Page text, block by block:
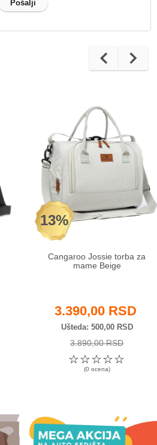
13%
Cangaroo Jossie torba za
mame Beige
3.390,00 RSD
Ušteda 500,00 RSD
3.890,00 RSD
☆
☆
☆
☆
☆
(0 ocena)